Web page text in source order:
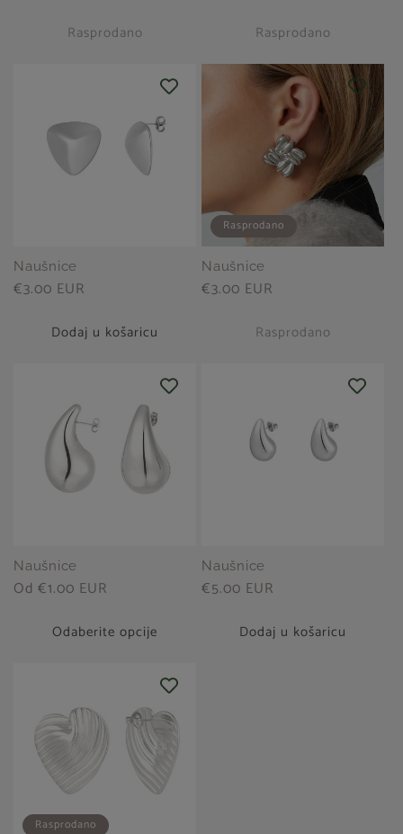
Rasprodano Rasprodano
Naušnice
Redovna
€3.00 EUR
Dodaj u košaricu
Rasprodano
Naušnice
Redovna
€3.00 EUR
Rasprodano
Naušnice
Redovna
Od €1.00 EUR
Odaberite opcije
Naušnice
Redovna
€5.00 EUR
Dodaj u košaricu
Rasprodano